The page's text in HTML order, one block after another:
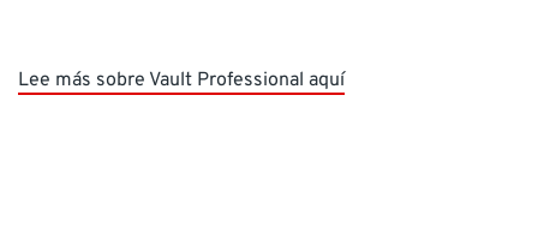
Lee más sobre Vault Professional aquí